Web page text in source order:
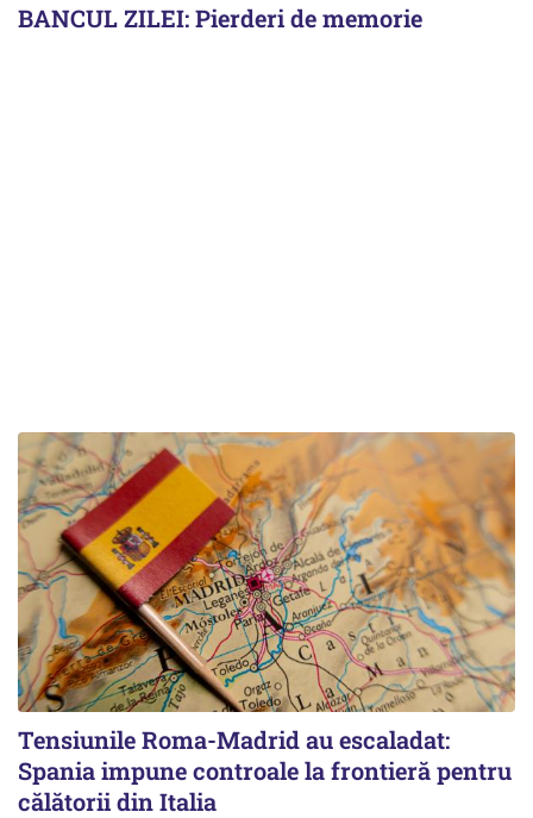
BANCUL ZILEI: Pierderi de memorie
Tensiunile Roma-Madrid au escaladat:
Spania impune controale la frontieră pentru
călătorii din Italia